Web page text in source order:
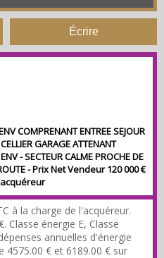
Écrire
COMPRENANT ENTREE SEJOUR
GARAGE ATTENANT
- SECTEUR CALME PROCHE DE
- Prix Net Vendeur 120 000 €
à la charge de l'acquéreur.
Classe énergie E, Classe
annuelles d'énergie
4575.00 € et 6189.00 € sur